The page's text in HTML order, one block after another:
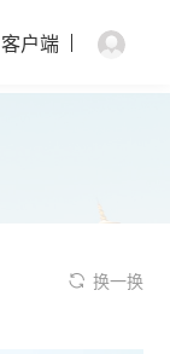
客户端
换一换